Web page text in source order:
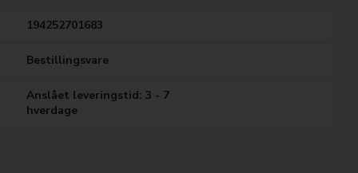
194252701683
Bestillingsvare
Anslået leveringstid: 3 - 7
hverdage